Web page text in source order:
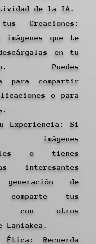
de la IA.
tus Creaciones:
imágenes que te
en tu
Puedes
para compartir
o para
Experiencia: Si
imágenes
o tienes
interesantes
de
comparte tus
con otros
Laniakea.
Ética: Recuerda